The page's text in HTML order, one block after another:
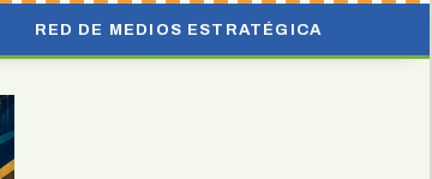
RED DE MEDIOS ESTRATÉGICA